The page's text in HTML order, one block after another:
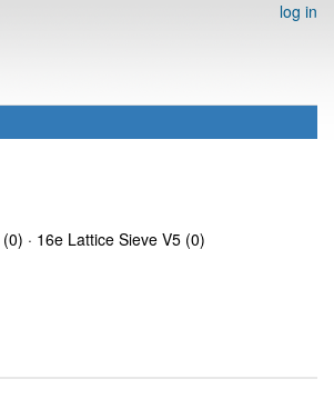
log in
(0) · 16e Lattice Sieve V5 (0)